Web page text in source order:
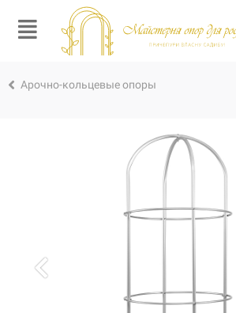
Арочно-кольцевые опоры